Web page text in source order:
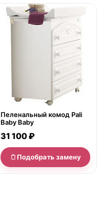
нет в продаже
Пеленальный комод Pali
Baby Baby
31 100 ₽
Подобрать замену